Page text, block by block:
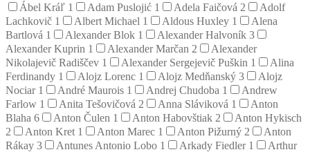
Ábel Kráľ 1 Adam Puslojić 1 Adela Faičová 2
Adolf
Lachkovič 1 Albert Michael 1 Aldous Huxley 1
Alena
Bartlová 1 Alexander Blok 1 Alexander Halvoník 3
Alexander Kuprin 1 Alexander Marčan 2
Alexander
Nikolajevič Radiščev 1 Alexander Sergejevič Puškin 1
Alina
Ferdinandy 1 Alojz Lorenc 1 Alojz Medňanský 3
Alojz
Nociar 1 André Maurois 1 Andrej Chudoba 1
Andrew
Farlow 1 Anita Tešovičová 2 Anna Sláviková 1
Anton
Blaha 6 Anton Čulen 1 Anton Habovštiak 2
Anton Hykisch
2
Anton Kret 1 Anton Marec 1 Anton Pižurný 2
Anton
Rákay 3 Antunes Antonio Lobo 1 Arkady Fiedler 1
Arthur